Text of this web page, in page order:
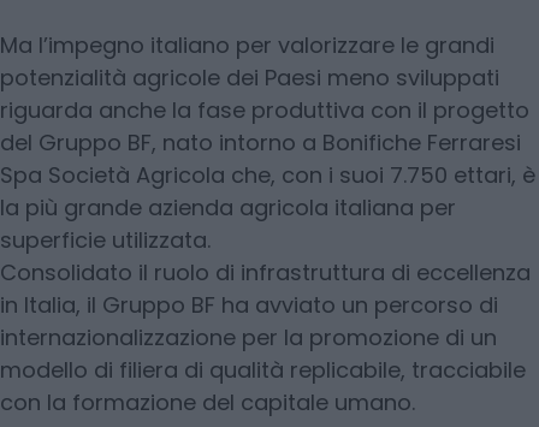
Ma l’impegno italiano per valorizzare le grandi
potenzialità agricole dei Paesi meno sviluppati
riguarda anche la fase produttiva con il progetto
del Gruppo BF, nato intorno a Bonifiche Ferraresi
Spa Società Agricola che, con i suoi 7.750 ettari, è
la più grande azienda agricola italiana per
superficie utilizzata.
Consolidato il ruolo di infrastruttura di eccellenza
in Italia, il Gruppo BF ha avviato un percorso di
internazionalizzazione per la promozione di un
modello di filiera di qualità replicabile, tracciabile
con la formazione del capitale umano.